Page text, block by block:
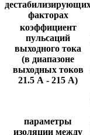
факторах
коэффициент
пульсаций
выходного тока
(в диапазоне
выходных токов
21.5 А - 215 А)
параметры
изоляции между